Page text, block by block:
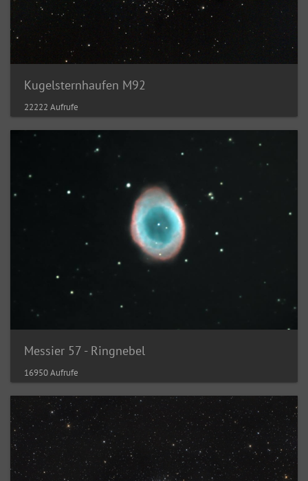
Kugelsternhaufen M92
22222 Aufrufe
Messier 57 - Ringnebel
16950 Aufrufe